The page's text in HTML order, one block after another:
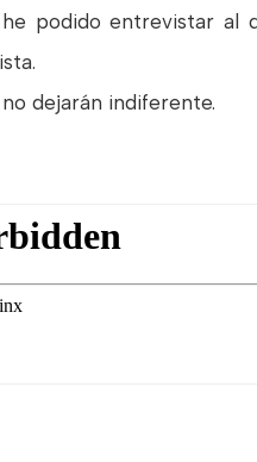
he podido entrevistar al
dejarán indiferente.